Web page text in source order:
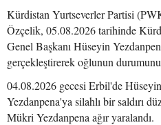
Kürdistan Yurtseverler Partisi
Özçelik, 05.08.2026 tarihinde
Genel Başkanı Hüseyin
gerçekleştirerek oğlunun
04.08.2026 gecesi Erbil'de
Yezdanpena'ya silahlı bir saldırı
Mükri Yezdanpena ağır yaralandı.